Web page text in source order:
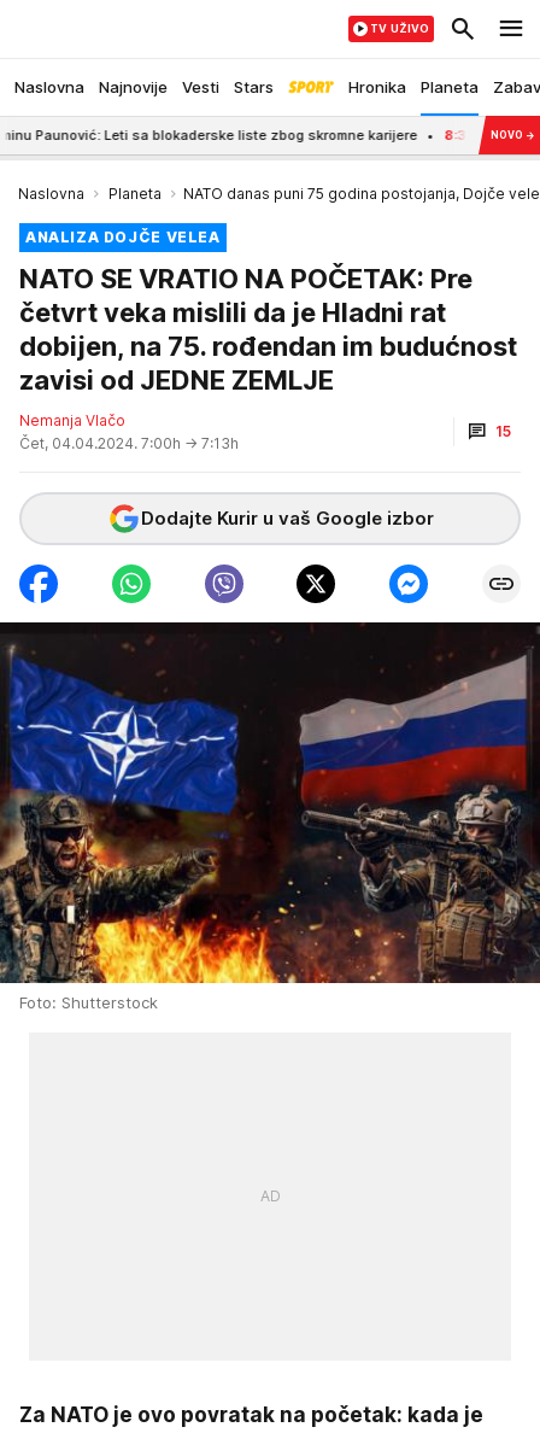
Naslovna Najnovije Vesti Stars Hronika Planeta
TV UŽIVO
Leti sa blokaderske liste zbog skromne karijere 8:35 Pozlilo mu naNOVO →
Naslovna Planeta NATO danas puni 75 godina postojanja, Dojče
ANALIZA DOJČE VELEA
NATO SE VRATIO NA POČETAK: Pre
četvrt veka mislili da je Hladni rat
dobijen, na 75. rođendan im budućnost
zavisi od JEDNE ZEMLJE
Nemanja Vlačo
Čet, 04.04.2024. 7:00h → 7:13h
15
Dodajte Kurir u vaš Google izbor
Foto: Shutterstock
Za NATO je ovo povratak na početak: kada je